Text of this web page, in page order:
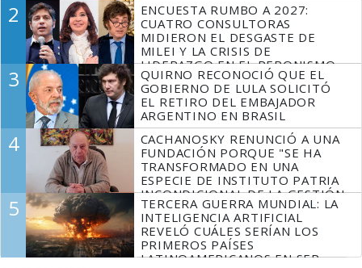
2
ENCUESTA RUMBO A 2027:
CUATRO CONSULTORAS
MIDIERON EL DESGASTE DE
MILEI Y LA CRISIS DE
LIDERAZGO EN EL PERONISMO
3
QUIRNO RECONOCIÓ QUE EL
GOBIERNO DE LULA SOLICITÓ
EL RETIRO DEL EMBAJADOR
ARGENTINO EN BRASIL
4
CACHANOSKY RENUNCIÓ A UNA
FUNDACIÓN PORQUE "SE HA
TRANSFORMADO EN UNA
ESPECIE DE INSTITUTO PATRIA
INCONDICIONAL DE LA GESTIÓN
DE MILEI"
5
TERCERA GUERRA MUNDIAL: LA
INTELIGENCIA ARTIFICIAL
REVELÓ CUÁLES SERÍAN LOS
PRIMEROS PAÍSES
LATINOAMERICANOS EN SER